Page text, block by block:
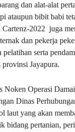
dan alat-alat
ataupun bibit babi
2022 juga
dan pekerja
serta
Jayapura.
Noken Operasi
Dinas
laut yang akan
bidang pertanian,